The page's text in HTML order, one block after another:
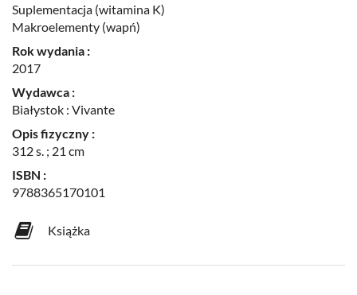
Suplementacja (witamina K)
Makroelementy (wapń)
Rok wydania :
2017
Wydawca :
Białystok : Vivante
Opis fizyczny :
312 s. ; 21 cm
ISBN :
9788365170101
Książka